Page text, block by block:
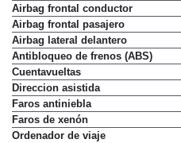
Airbag frontal conductor
Airbag frontal pasajero
Airbag lateral delantero
Antibloqueo de frenos (ABS)
Cuentavueltas
Direccion asistida
Faros antiniebla
Faros de xenón
Ordenador de viaje